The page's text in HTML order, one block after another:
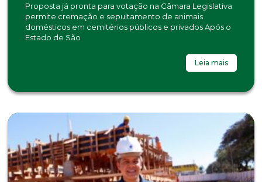
Proposta já pronta para votação na Câmara Legislativa
permite cremação e sepultamento de animais
domésticos em cemitérios públicos e privados Após o
Estado de São
Leia mais